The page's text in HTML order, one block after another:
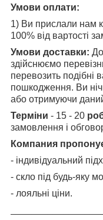
Умови оплати:
1) Ви прислали нам
100% від вартості
Умови доставки:
здійснюємо
перевозить подібні
пошкодження. Ви
або отримуючи
Терміни - 15 - 20
замовлення і
Компания
- індивідуальний
- скло під будь-яку
- лояльні ціни.